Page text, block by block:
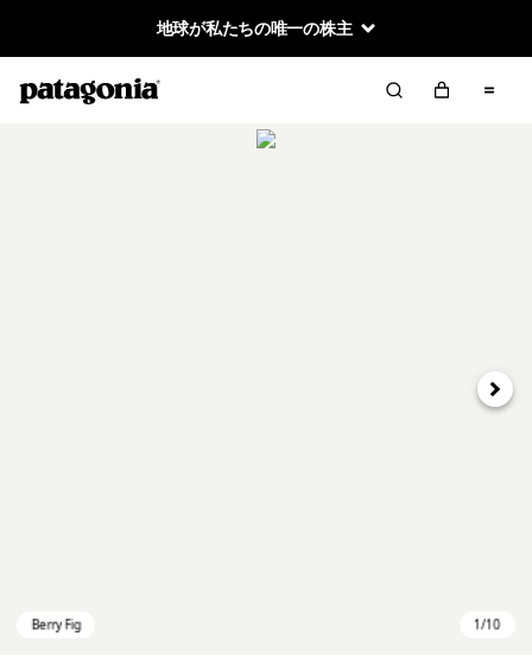
地球が私たちの唯一の株主
次へ